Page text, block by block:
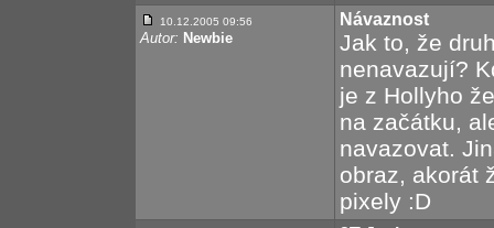
10.12.2005 09:56
Autor: Newbie
Návaznost
Jak to, že
nenavazují?
je z Hollyho
na začátku,
navazovat.
obraz, akorát
pixely :D